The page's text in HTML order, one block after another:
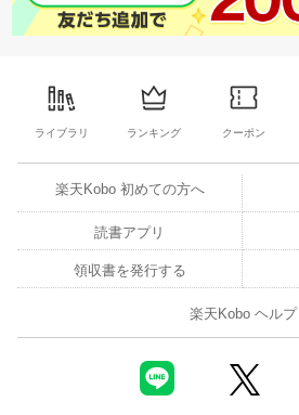
ライブラリ ランキング クーポン
楽天Kobo 初めての方へ
読書アプリ
領収書を発行する
楽天Kobo ヘルプ